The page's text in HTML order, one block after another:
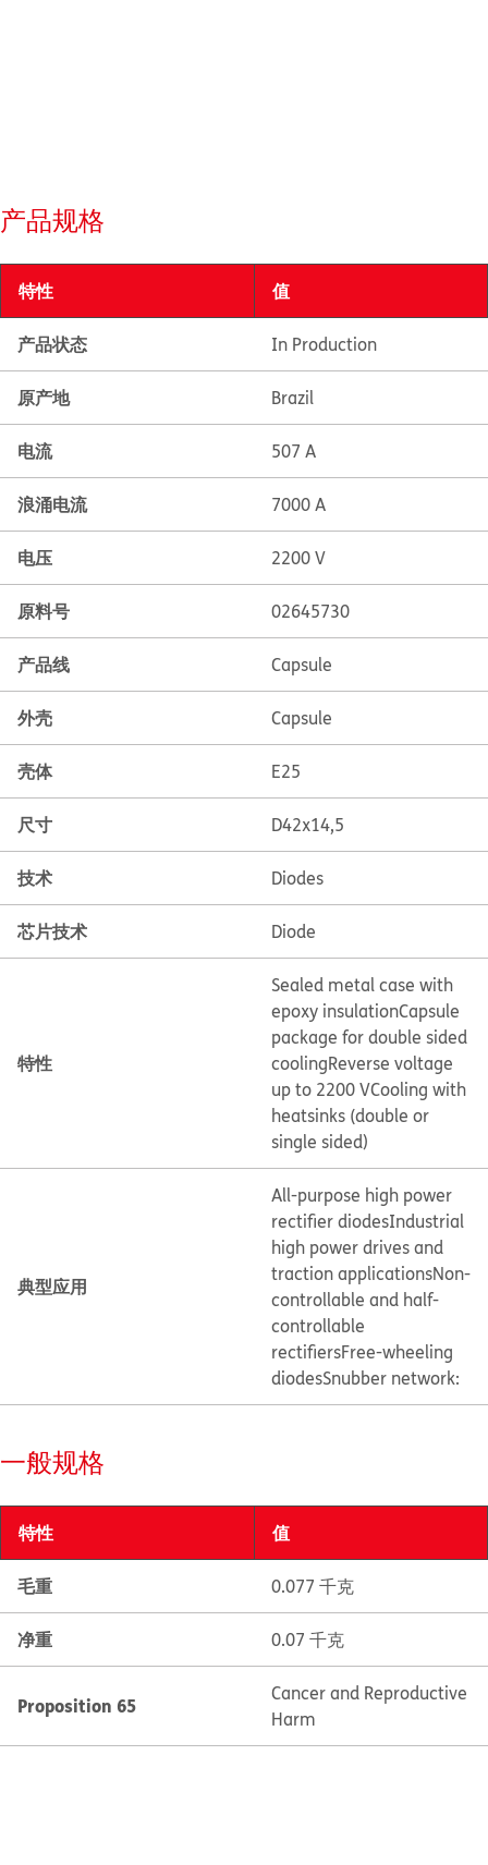
产品规格
特性 值
产品状态 In Production
原产地 Brazil
电流 507 A
浪涌电流 7000 A
电压 2200 V
原料号 02645730
产品线 Capsule
外壳 Capsule
壳体 E25
尺寸 D42x14,5
技术 Diodes
芯片技术 Diode
特性
Sealed metal case with
epoxy insulationCapsule
package for double sided
coolingReverse voltage
up to 2200 VCooling with
heatsinks (double or
single sided)
典型应用
All-purpose high power
rectifier diodesIndustrial
high power drives and
traction applicationsNon-
controllable and half-
controllable
rectifiersFree-wheeling
diodesSnubber network:
一般规格
特性 值
毛重 0.077 千克
净重 0.07 千克
Proposition 65
Cancer and Reproductive
Harm